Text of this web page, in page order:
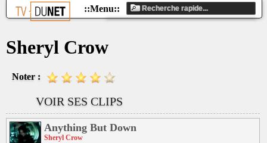
Sheryl Crow
Noter :
VOIR SES CLIPS
Anything But Down
Sheryl Crow